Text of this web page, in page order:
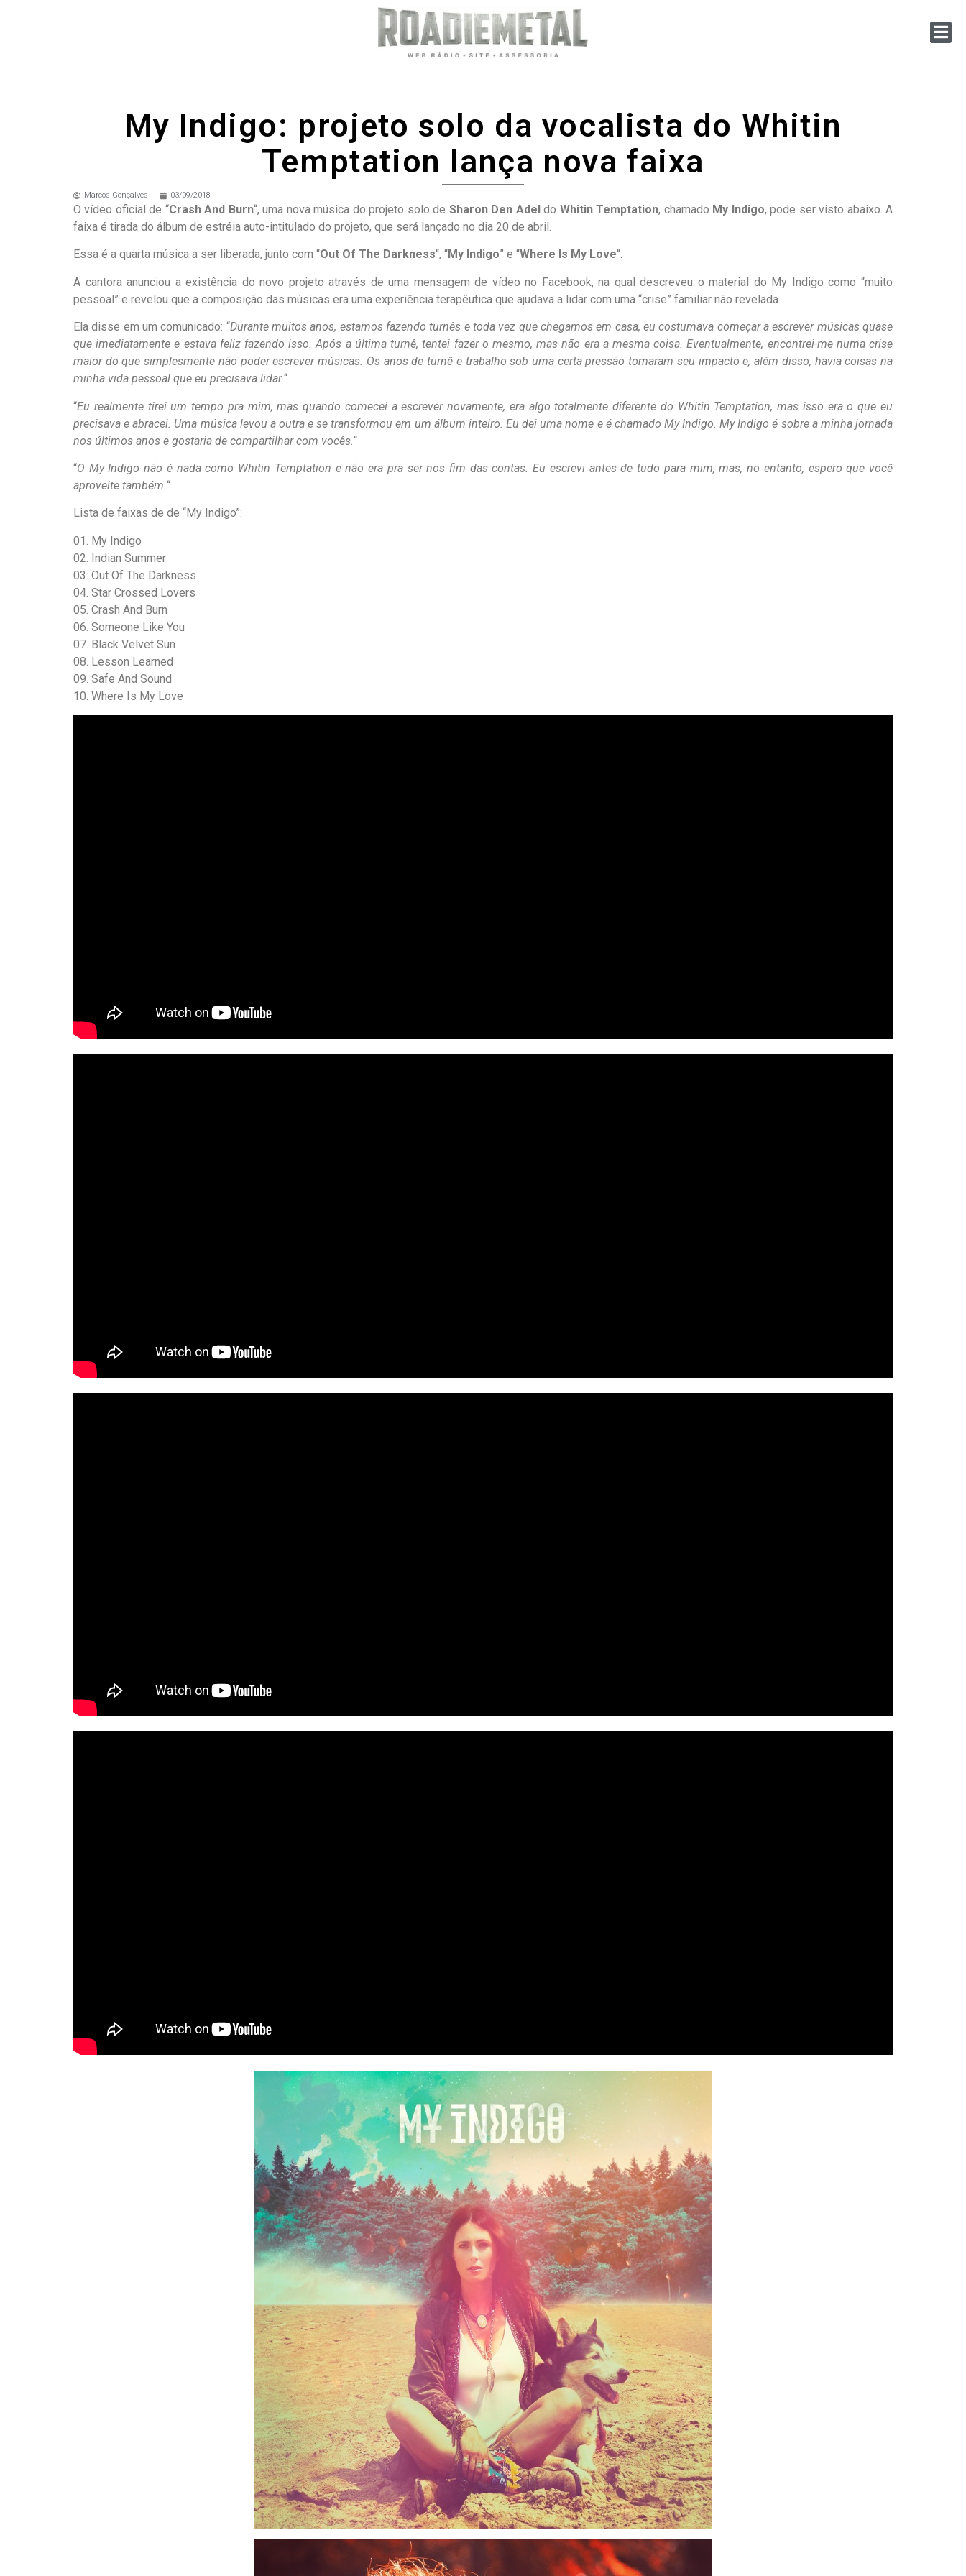
My Indigo: projeto solo da vocalista do Whitin
Temptation lança nova faixa
Marcos Gonçalves 03/09/2018
O vídeo oficial de “Crash And Burn“, uma nova música do projeto solo de Sharon Den Adeldo Whitin Temptation, chamado My Indigo, pode ser visto abaixo. A
faixa é tirada do álbum de estréia auto-intitulado do projeto, que será lançado no dia 20 de abril.
Essa é a quarta música a ser liberada, junto com “Out Of The Darkness“, “My Indigo” e “Where Is My Love“.
A cantora anunciou a existência do novo projeto através de uma mensagem de vídeo no Facebook, na qual descreveu o material do My Indigo como “muito
pessoal” e revelou que a composição das músicas era uma experiência terapêutica que ajudava a lidar com uma “crise” familiar não revelada.
Ela disse em um comunicado: “Durante muitos anos, estamos fazendo turnês e toda vez que chegamos em casa, eu costumava começar a escrever músicas quase
que imediatamente e estava feliz fazendo isso. Após a última turnê, tentei fazer o mesmo, mas não era a mesma coisa. Eventualmente, encontrei-me numa crise
maior do que simplesmente não poder escrever músicas. Os anos de turnê e trabalho sob uma certa pressão tomaram seu impacto e, além disso, havia coisas na
minha vida pessoal que eu precisava lidar.“
“Eu realmente tirei um tempo pra mim, mas quando comecei a escrever novamente, era algo totalmente diferente do Whitin Temptation, mas isso era o que eu
precisava e abracei. Uma música levou a outra e se transformou em um álbum inteiro. Eu dei uma nome e é chamado My Indigo. My Indigo é sobre a minha jornada
nos últimos anos e gostaria de compartilhar com vocês. “
“O My Indigo não é nada como Whitin Temptation e não era pra ser nos fim das contas. Eu escrevi antes de tudo para mim, mas, no entanto, espero que você
aproveite também.“
Lista de faixas de de “My Indigo”:
01. My Indigo
02. Indian Summer
03. Out Of The Darkness
04. Star Crossed Lovers
05. Crash And Burn
06. Someone Like You
07. Black Velvet Sun
08. Lesson Learned
09. Safe And Sound
10. Where Is My Love